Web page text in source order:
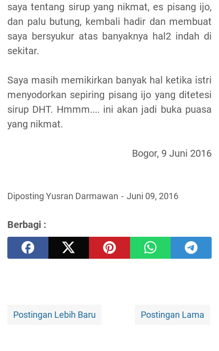
saya tentang sirup yang nikmat, es pisang ijo,
dan palu butung, kembali hadir dan membuat
saya bersyukur atas banyaknya hal2 indah di
sekitar.
Saya masih memikirkan banyak hal ketika istri
menyodorkan sepiring pisang ijo yang ditetesi
sirup DHT. Hmmm.... ini akan jadi buka puasa
yang nikmat.
Bogor, 9 Juni 2016
Diposting Yusran Darmawan Juni 09, 2016
Berbagi :
Postingan Lebih Baru Postingan Lama